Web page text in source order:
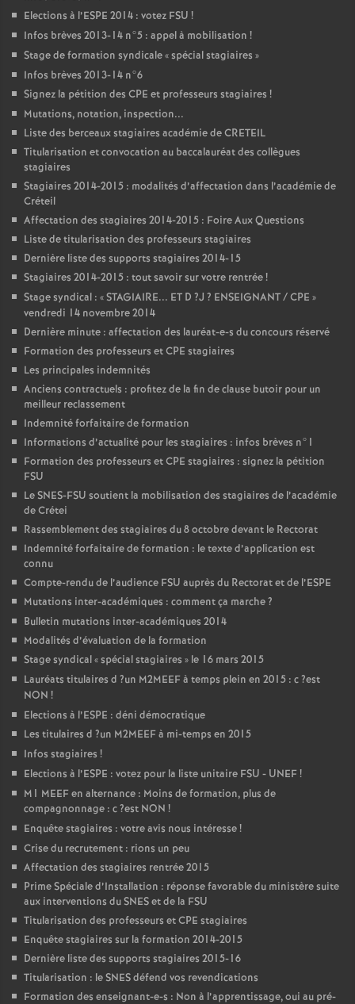
Elections à l’ESPE 2014 : votez FSU !
Infos brèves 2013-14 n°5 : appel à mobilisation !
Stage de formation syndicale «spécial stagiaires »
Infos brèves 2013-14 n°6
Signez la pétition des CPE et professeurs stagiaires !
Mutations, notation, inspection...
Liste des berceaux stagiaires académie deCRETEIL
Titularisation et convocation au baccalauréat des collègues
stagiaires
Stagiaires 2014-2015 : modalités d’affectation dans l’académie de
Créteil
Affectation des stagiaires 2014-2015 : Foire Aux Questions
Liste de titularisation des professeurs stagiaires
Dernière liste des supports stagiaires 2014-15
Stagiaires 2014-2015 : tout savoir sur votre rentrée!
Stage syndical : «STAGIAIRE... ET D ?J ? ENSEIGNANT/CPE »
vendredi 14 novembre 2014
Dernière minute : affectation des lauréat-e-s du concours réservé
Formation des professeurs etCPE stagiaires
Les principales indemnités
Anciens contractuels : profitez de la fin de clause butoir pour un
meilleur reclassement
Indemnité forfaitaire de formation
Informations d’actualité pour les stagiaires : infos brèves n°1
Formation des professeurs etCPE stagiaires : signez la pétition
FSU
LeSNES-FSU soutient la mobilisation des stagiaires de l’académie
de Crétei
Rassemblement des stagiaires du 8 octobre devant le Rectorat
Indemnité forfaitaire de formation : le texte d’application est
connu
Compte-rendu de l’audience FSU auprès du Rectorat et de l’ESPE
Mutations inter-académiques : comment ça marche?
Bulletin mutations inter-académiques 2014
Modalités d’évaluation de la formation
Stage syndical «spécial stagiaires » le 16 mars 2015
Lauréats titulaires d ?un M2MEEFà temps plein en 2015 : c?est
NON !
Elections à l’ESPE : déni démocratique
Les titulaires d ?un M2MEEFà mi-temps en 2015
Infos stagiaires !
Elections à l’ESPE : votez pour la liste unitaire FSU - UNEF!
M1 MEEFen alternance : Moins de formation, plus de
compagnonnage : c?est NON !
Enquête stagiaires : votre avis nous intéresse!
Crise du recrutement : rions un peu
Affectation des stagiaires rentrée 2015
Prime Spéciale d’Installation : réponse favorable du ministère suite
aux interventions duSNESet de la FSU
Titularisation des professeurs etCPE stagiaires
Enquête stagiaires sur la formation 2014-2015
Dernière liste des supports stagiaires 2015-16
Titularisation : leSNESdéfend vos revendications
Formation des enseignant-e-s : Non à l’apprentissage, oui au pré-